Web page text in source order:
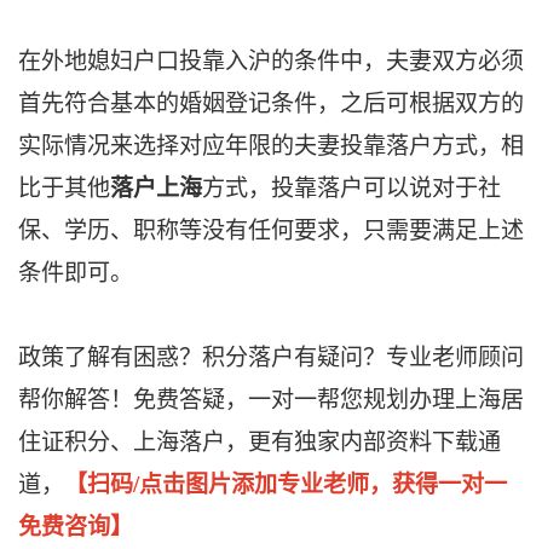
在外地媳妇户口投靠入沪的条件中，夫妻双方必须
首先符合基本的婚姻登记条件，之后可根据双方的
实际情况来选择对应年限的夫妻投靠落户方式，相
比于其他落户上海方式，投靠落户可以说对于社
保、学历、职称等没有任何要求，只需要满足上述
条件即可。
政策了解有困惑？积分落户有疑问？专业老师顾问
帮你解答！免费答疑，一对一帮您规划办理上海居
住证积分、上海落户，更有独家内部资料下载通
道，
【扫码/点击图片添加专业老师，获得一对一
免费咨询】